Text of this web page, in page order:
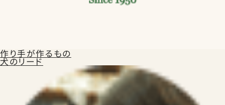
作り手が作るもの
犬のリード